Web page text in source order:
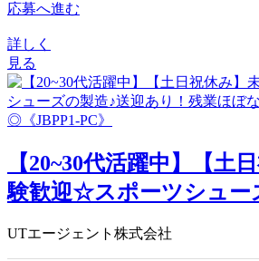
応募へ進む
詳しく
見る
【20~30代活躍中】【土
験歓迎☆スポーツシュー
UTエージェント株式会社